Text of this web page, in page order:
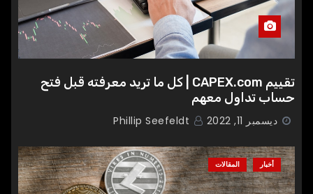
تقييم CAPEX.com | كل ما تريد معرفته قبل فتح
حساب تداول معهم
ديسمبر 11, 2022
أخبار المقالات